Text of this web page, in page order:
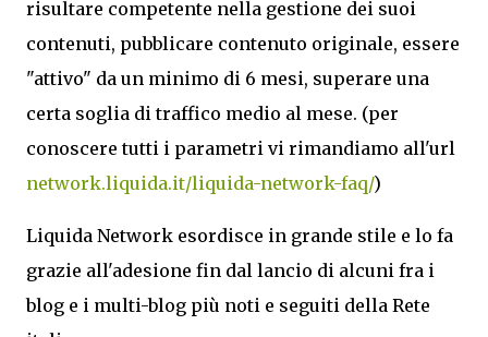
risultare competente nella gestione dei suoi
contenuti, pubblicare contenuto originale, essere
"attivo" da un minimo di 6 mesi, superare una
certa soglia di traffico medio al mese. (per
conoscere tutti i parametri vi rimandiamo all'url
network.liquida.it/liquida-network-faq/)
Liquida Network esordisce in grande stile e lo fa
grazie all'adesione fin dal lancio di alcuni fra i
blog e i multi-blog più noti e seguiti della Rete